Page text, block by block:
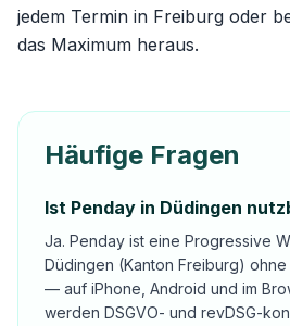
jedem Termin in Freiburg oder
das Maximum heraus.
Häufige Fragen
Ist Penday in Düdingen
Ja. Penday ist eine Progressive
Düdingen (Kanton Freiburg)
— auf iPhone, Android und im
werden DSGVO- und revDSG-